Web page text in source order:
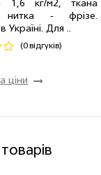
1,6 кг/м2, ткана
нитка - фрiзе.
Україні. Для ..
(0 відгуків)
ціни
1 шт 1554 грн
Код 21017